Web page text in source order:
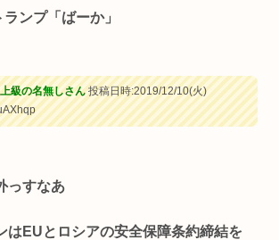
ンプ「ばーか」
級の名無しさん投稿日時:2019/12/10(火)
っすなあ
はEUとロシアの安全保障条約締結を